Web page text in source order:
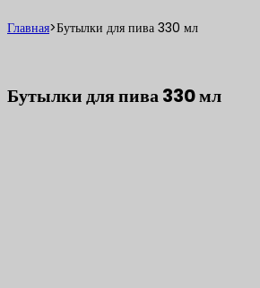
Главная>Бутылки для пива 330 мл
Бутылки для пива 330 мл